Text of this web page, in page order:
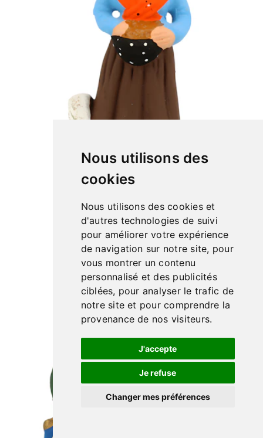
Nous utilisons des
cookies
Nous utilisons des cookies et
d'autres technologies de suivi
pour améliorer votre expérience
de navigation sur notre site, pour
vous montrer un contenu
personnalisé et des publicités
ciblées, pour analyser le trafic de
notre site et pour comprendre la
provenance de nos visiteurs.
J'accepte
Je refuse
Changer mes préférences
Fermière aux grains N° 2
23.50€